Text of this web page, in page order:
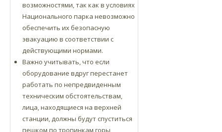
возможностями, так как в условиях
Национального парка невозможно
обеспечить их безопасную
эвакуацию в соответствии с
действующими нормами.
Важно учитывать, что если
оборудование вдруг перестанет
работать по непредвиденным
техническим обстоятельствам,
лица, находящиеся на верхней
станции, должны будут спуститься
пешком по тропинкам горы